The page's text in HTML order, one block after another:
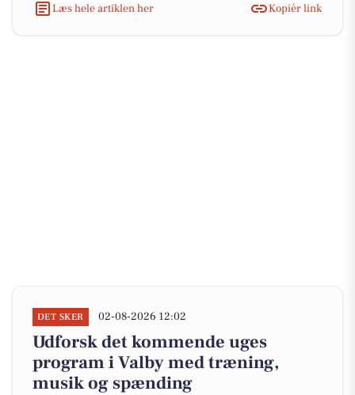
Læs hele artiklen her
Kopiér link
DET SKER 02-08-2026 12:02
Udforsk det kommende uges
program i Valby med træning,
musik og spænding